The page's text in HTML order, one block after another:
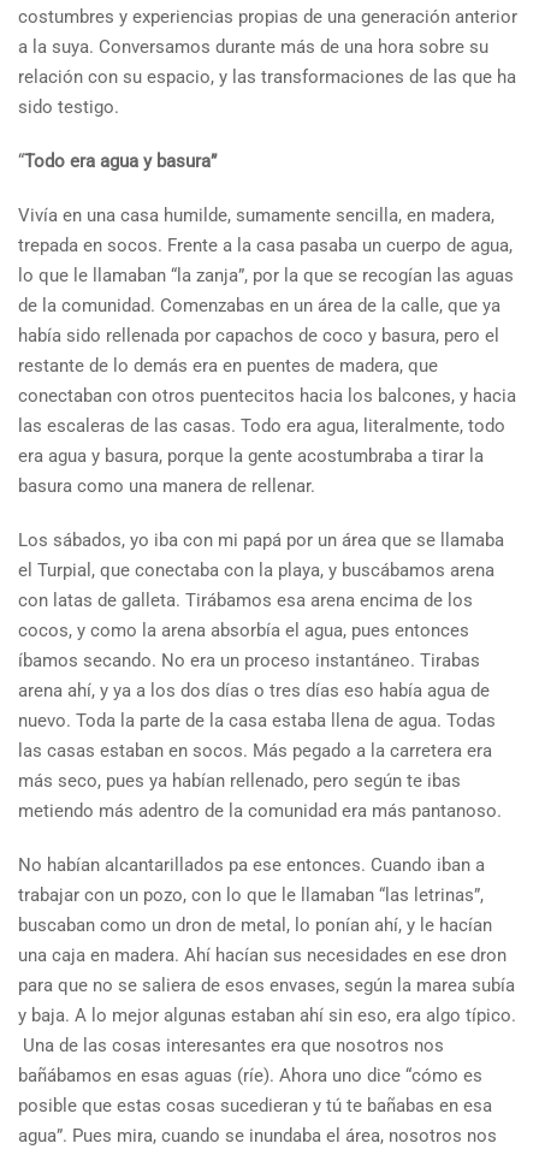
costumbres y experiencias propias de una generación anterior
a la suya. Conversamos durante más de una hora sobre su
relación con su espacio, y las transformaciones de las que ha
sido testigo.
“Todo era agua y basura”
Vivía en una casa humilde, sumamente sencilla, en madera,
trepada en socos. Frente a la casa pasaba un cuerpo de agua,
lo que le llamaban “la zanja”, por la que se recogían las aguas
de la comunidad. Comenzabas en un área de la calle, que ya
había sido rellenada por capachos de coco y basura, pero el
restante de lo demás era en puentes de madera, que
conectaban con otros puentecitos hacia los balcones, y hacia
las escaleras de las casas. Todo era agua, literalmente, todo
era agua y basura, porque la gente acostumbraba a tirar la
basura como una manera de rellenar.
Los sábados, yo iba con mi papá por un área que se llamaba
el Turpial, que conectaba con la playa, y buscábamos arena
con latas de galleta. Tirábamos esa arena encima de los
cocos, y como la arena absorbía el agua, pues entonces
íbamos secando. No era un proceso instantáneo. Tirabas
arena ahí, y ya a los dos días o tres días eso había agua de
nuevo. Toda la parte de la casa estaba llena de agua. Todas
las casas estaban en socos. Más pegado a la carretera era
más seco, pues ya habían rellenado, pero según te ibas
metiendo más adentro de la comunidad era más pantanoso.
No habían alcantarillados pa ese entonces. Cuando iban a
trabajar con un pozo, con lo que le llamaban “las letrinas”,
buscaban como un dron de metal, lo ponían ahí, y le hacían
una caja en madera. Ahí hacían sus necesidades en ese dron
para que no se saliera de esos envases, según la marea subía
y baja. A lo mejor algunas estaban ahí sin eso, era algo típico.
Una de las cosas interesantes era que nosotros nos
bañábamos en esas aguas (ríe). Ahora uno dice “cómo es
posible que estas cosas sucedieran y tú te bañabas en esa
agua”. Pues mira, cuando se inundaba el área, nosotros nos